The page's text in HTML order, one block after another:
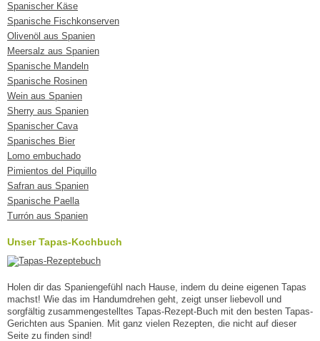
Spanischer Käse
Spanische Fischkonserven
Olivenöl aus Spanien
Meersalz aus Spanien
Spanische Mandeln
Spanische Rosinen
Wein aus Spanien
Sherry aus Spanien
Spanischer Cava
Spanisches Bier
Lomo embuchado
Pimientos del Piquillo
Safran aus Spanien
Spanische Paella
Turrón aus Spanien
Unser Tapas-Kochbuch
Holen dir das Spaniengefühl nach Hause, indem du deine eigenen Tapas
machst! Wie das im Handumdrehen geht, zeigt unser liebevoll und
sorgfältig zusammengestelltes Tapas-Rezept-Buch mit den besten Tapas-
Gerichten aus Spanien. Mit ganz vielen Rezepten, die nicht auf dieser
Seite zu finden sind!